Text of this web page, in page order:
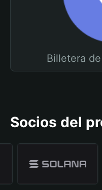
Billetera
Socios del